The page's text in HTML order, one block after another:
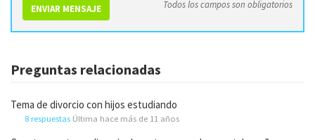
ENVIAR MENSAJE Todos los campos son obligatorios
Preguntas relacionadas
Tema de divorcio con hijos estudiando
8 respuestas Última hace más de 11 años